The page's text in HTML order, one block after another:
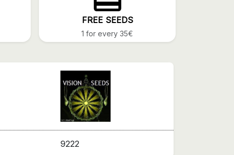
FREE SEEDS
1 for every 35€
9222